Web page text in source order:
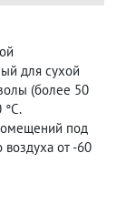
для сухой
(более 50
°С.
под
от -60